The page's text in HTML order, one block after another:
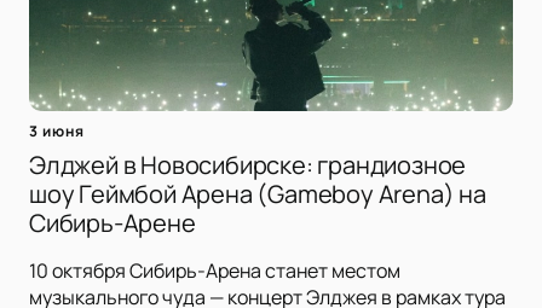
3 июня
Элджей в Новосибирске: грандиозное
шоу Геймбой Арена (Gameboy Arena) на
Сибирь-Арене
10 октября Сибирь-Арена станет местом
музыкального чуда — концерт Элджея в рамках тура